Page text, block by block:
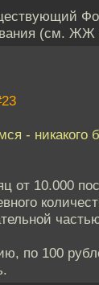
(см. ЖЖ
- никакого
от 10.000
по 100